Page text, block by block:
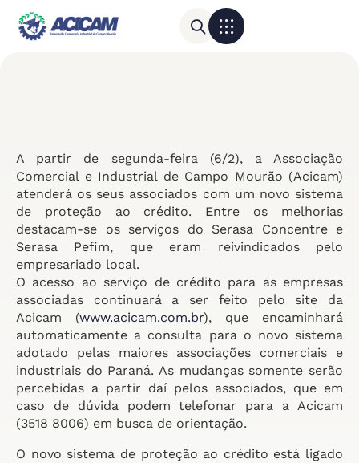
A partir de segunda-feira (6/2), a Associação
Comercial e Industrial de Campo Mourão (Acicam)
atenderá os seus associados com um novo sistema
de proteção ao crédito. Entre os melhorias
destacam-se os serviços do Serasa Concentre e
Serasa Pefim, que eram reivindicados pelo
empresariado local.
O acesso ao serviço de crédito para as empresas
associadas continuará a ser feito pelo site da
Acicam (www.acicam.com.br), que encaminhará
automaticamente a consulta para o novo sistema
adotado pelas maiores associações comerciais e
industriais do Paraná. As mudanças somente serão
percebidas a partir daí pelos associados, que em
caso de dúvida podem telefonar para a Acicam
(3518 8006) em busca de orientação.
O novo sistema de proteção ao crédito está ligado